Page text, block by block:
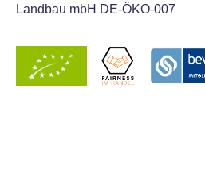
Landbau mbH DE-ÖKO-007